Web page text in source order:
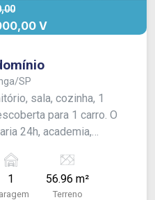
V
SP
sala, cozinha, 1
para 1 carro. O
24h, academia,
área gourmet com
coletiva.
1 56.96 m²
Terreno